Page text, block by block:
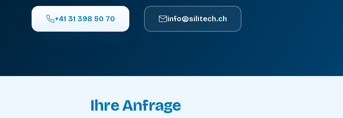
+41 31 398 50 70 info@silitech.ch
Ihre Anfrage